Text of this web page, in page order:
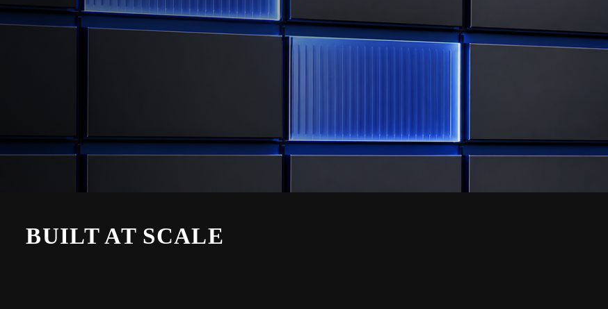
BUILT AT SCALE